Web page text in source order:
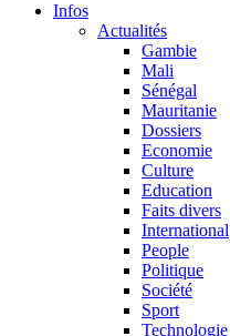
Infos
Actualités
Gambie
Mali
Sénégal
Mauritanie
Dossiers
Economie
Culture
Education
Faits divers
International
People
Politique
Société
Sport
Technologie